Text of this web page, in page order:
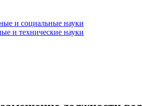
и социальные науки
и технические науки